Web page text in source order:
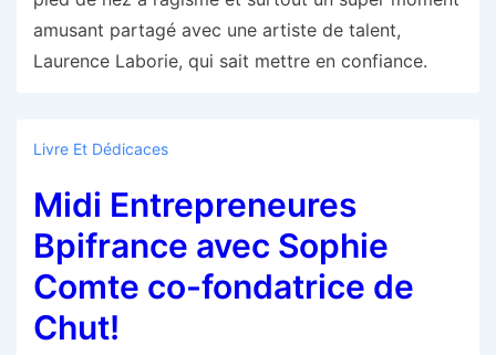
amusant partagé avec une artiste de talent,
Laurence Laborie, qui sait mettre en confiance.
Livre Et Dédicaces
Midi Entrepreneures
Bpifrance avec Sophie
Comte co-fondatrice de
Chut!